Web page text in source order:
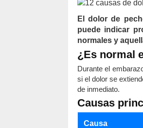
El dolor de
puede indicar
normales y
¿Es normal
Durante el
si el dolor se
de inmediato.
Causas
Causa